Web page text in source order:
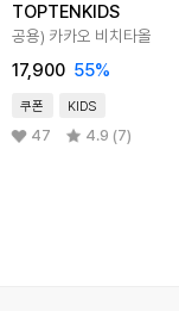
TOPTENKIDS
공용) 카카오 비치타올
17,900 55%
쿠폰 KIDS
47 4.9 (7)